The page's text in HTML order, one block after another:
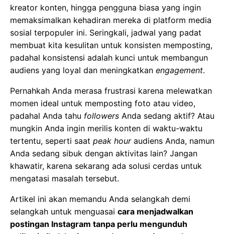
kreator konten, hingga pengguna biasa yang ingin
memaksimalkan kehadiran mereka di platform media
sosial terpopuler ini. Seringkali, jadwal yang padat
membuat kita kesulitan untuk konsisten memposting,
padahal konsistensi adalah kunci untuk membangun
audiens yang loyal dan meningkatkan engagement.
Pernahkah Anda merasa frustrasi karena melewatkan
momen ideal untuk memposting foto atau video,
padahal Anda tahu followers Anda sedang aktif? Atau
mungkin Anda ingin merilis konten di waktu-waktu
tertentu, seperti saat peak houraudiens Anda, namun
Anda sedang sibuk dengan aktivitas lain? Jangan
khawatir, karena sekarang ada solusi cerdas untuk
mengatasi masalah tersebut.
Artikel ini akan memandu Anda selangkah demi
selangkah untuk menguasai cara menjadwalkan
postingan Instagram tanpa perlu mengunduh